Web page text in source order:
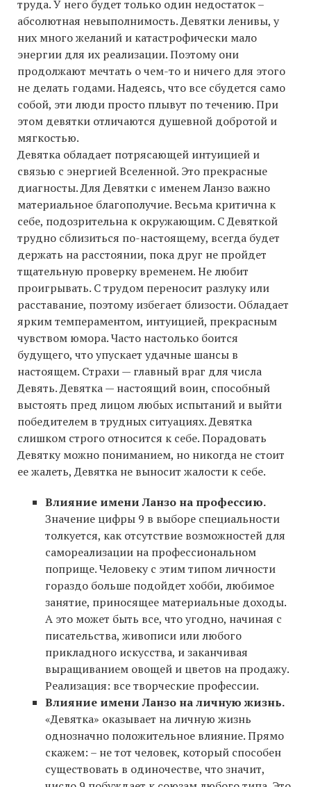
труда. У него будет только один недостаток –
абсолютная невыполнимость. Девятки ленивы, у
них много желаний и катастрофически мало
энергии для их реализации. Поэтому они
продолжают мечтать о чем-то и ничего для этого
не делать годами. Надеясь, что все сбудется само
собой, эти люди просто плывут по течению. При
этом девятки отличаются душевной добротой и
мягкостью.
Девятка обладает потрясающей интуицией и
связью с энергией Вселенной. Это прекрасные
диагносты. Для Девятки с именем Ланзо важно
материальное благополучие. Весьма критична к
себе, подозрительна к окружающим. С Девяткой
трудно сблизиться по-настоящему, всегда будет
держать на расстоянии, пока друг не пройдет
тщательную проверку временем. Не любит
проигрывать. С трудом переносит разлуку или
расставание, поэтому избегает близости. Обладает
ярким темпераментом, интуицией, прекрасным
чувством юмора. Часто настолько боится
будущего, что упускает удачные шансы в
настоящем. Страхи — главный враг для числа
Девять. Девятка — настоящий воин, способный
выстоять пред лицом любых испытаний и выйти
победителем в трудных ситуациях. Девятка
слишком строго относится к себе. Порадовать
Девятку можно пониманием, но никогда не стоит
ее жалеть, Девятка не выносит жалости к себе.
Влияние имени Ланзо на профессию.
Значение цифры 9 в выборе специальности
толкуется, как отсутствие возможностей для
самореализации на профессиональном
поприще. Человеку с этим типом личности
гораздо больше подойдет хобби, любимое
занятие, приносящее материальные доходы.
А это может быть все, что угодно, начиная с
писательства, живописи или любого
прикладного искусства, и заканчивая
выращиванием овощей и цветов на продажу.
Реализация: все творческие профессии.
Влияние имени Ланзо на личную жизнь.
«Девятка» оказывает на личную жизнь
однозначно положительное влияние. Прямо
скажем: – не тот человек, который способен
существовать в одиночестве, что значит,